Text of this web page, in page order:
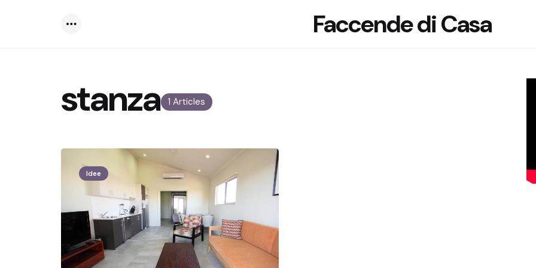
Faccende di Casa
1 Articles
stanza
Idee